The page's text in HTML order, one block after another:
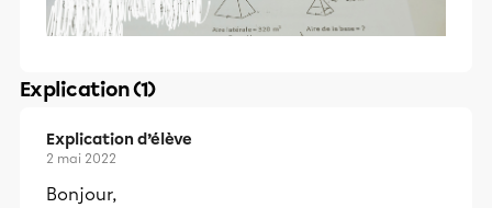
Explication (1)
Explication d’élève
2 mai 2022
Bonjour,